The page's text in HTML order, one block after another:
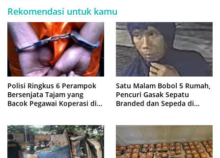
Rekomendasi untuk kamu
Polisi Ringkus 6 Perampok
Bersenjata Tajam yang
Bacok Pegawai Koperasi di
Satu Malam Bobol 5 Rumah,
Pencuri Gasak Sepatu
Branded dan Sepeda di